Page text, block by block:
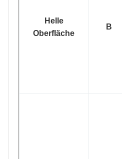
Helle
Oberfläche
B